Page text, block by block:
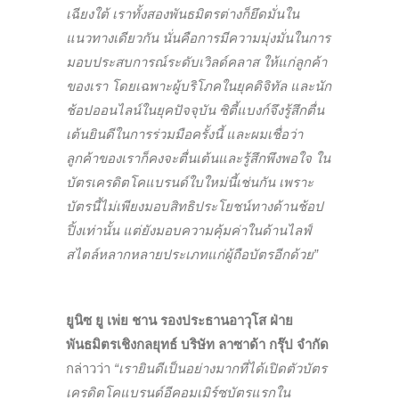
เฉียงใต้ เราทั้งสองพันธมิตรต่างก็ยึดมั่นใน
แนวทางเดียวกัน นั่นคือการมีความมุ่งมั่นในการ
มอบประสบการณ์ระดับเวิลด์คลาส ให้แก่ลูกค้า
ของเรา โดยเฉพาะผู้บริโภคในยุคดิจิทัล และนัก
ช้อปออนไลน์ในยุคปัจจุบัน ซิตี้แบงก์จึงรู้สึกตื่น
เต้นยินดีในการร่วมมือครั้งนี้ และผมเชื่อว่า
ลูกค้าของเราก็คงจะตื่นเต้นและรู้สึกพึงพอใจ ใน
บัตรเครดิตโคแบรนด์ใบใหม่นี้เช่นกัน เพราะ
บัตรนี้ไม่เพียงมอบสิทธิประโยชน์ทางด้านช้อป
ปิ้งเท่านั้น แต่ยังมอบความคุ้มค่าในด้านไลฟ์
สไตล์หลากหลายประเภทแก่ผู้ถือบัตรอีกด้วย”
ยูนิซ ยู เพ่ย ชาน รองประธานอาวุโส ฝ่าย
พันธมิตรเชิงกลยุทธ์ บริษัท ลาซาด้า กรุ๊ป จำกัด
กล่าวว่า “เรายินดีเป็นอย่างมากที่ได้เปิดตัวบัตร
เครดิตโคแบรนด์อีคอมเมิร์ซบัตรแรกใน